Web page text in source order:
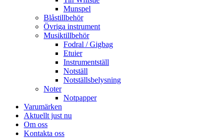
Munspel
Blåstillbehör
Övriga instrument
Musiktillbehör
Fodral / Gigbag
Etuier
Instrumentställ
Notställ
Notställsbelysning
Noter
Notpapper
Varumärken
Aktuellt just nu
Om oss
Kontakta oss